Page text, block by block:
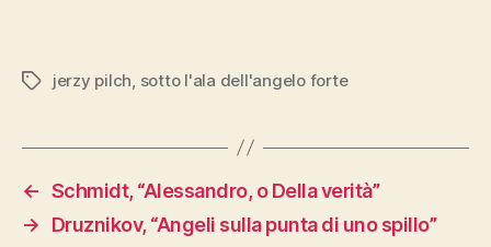
Tagsjerzy pilch sotto l'ala dell'angelo forte
← Schmidt, “Alessandro, o Della verità”
→
Druznikov, “Angeli sulla punta di uno spillo”